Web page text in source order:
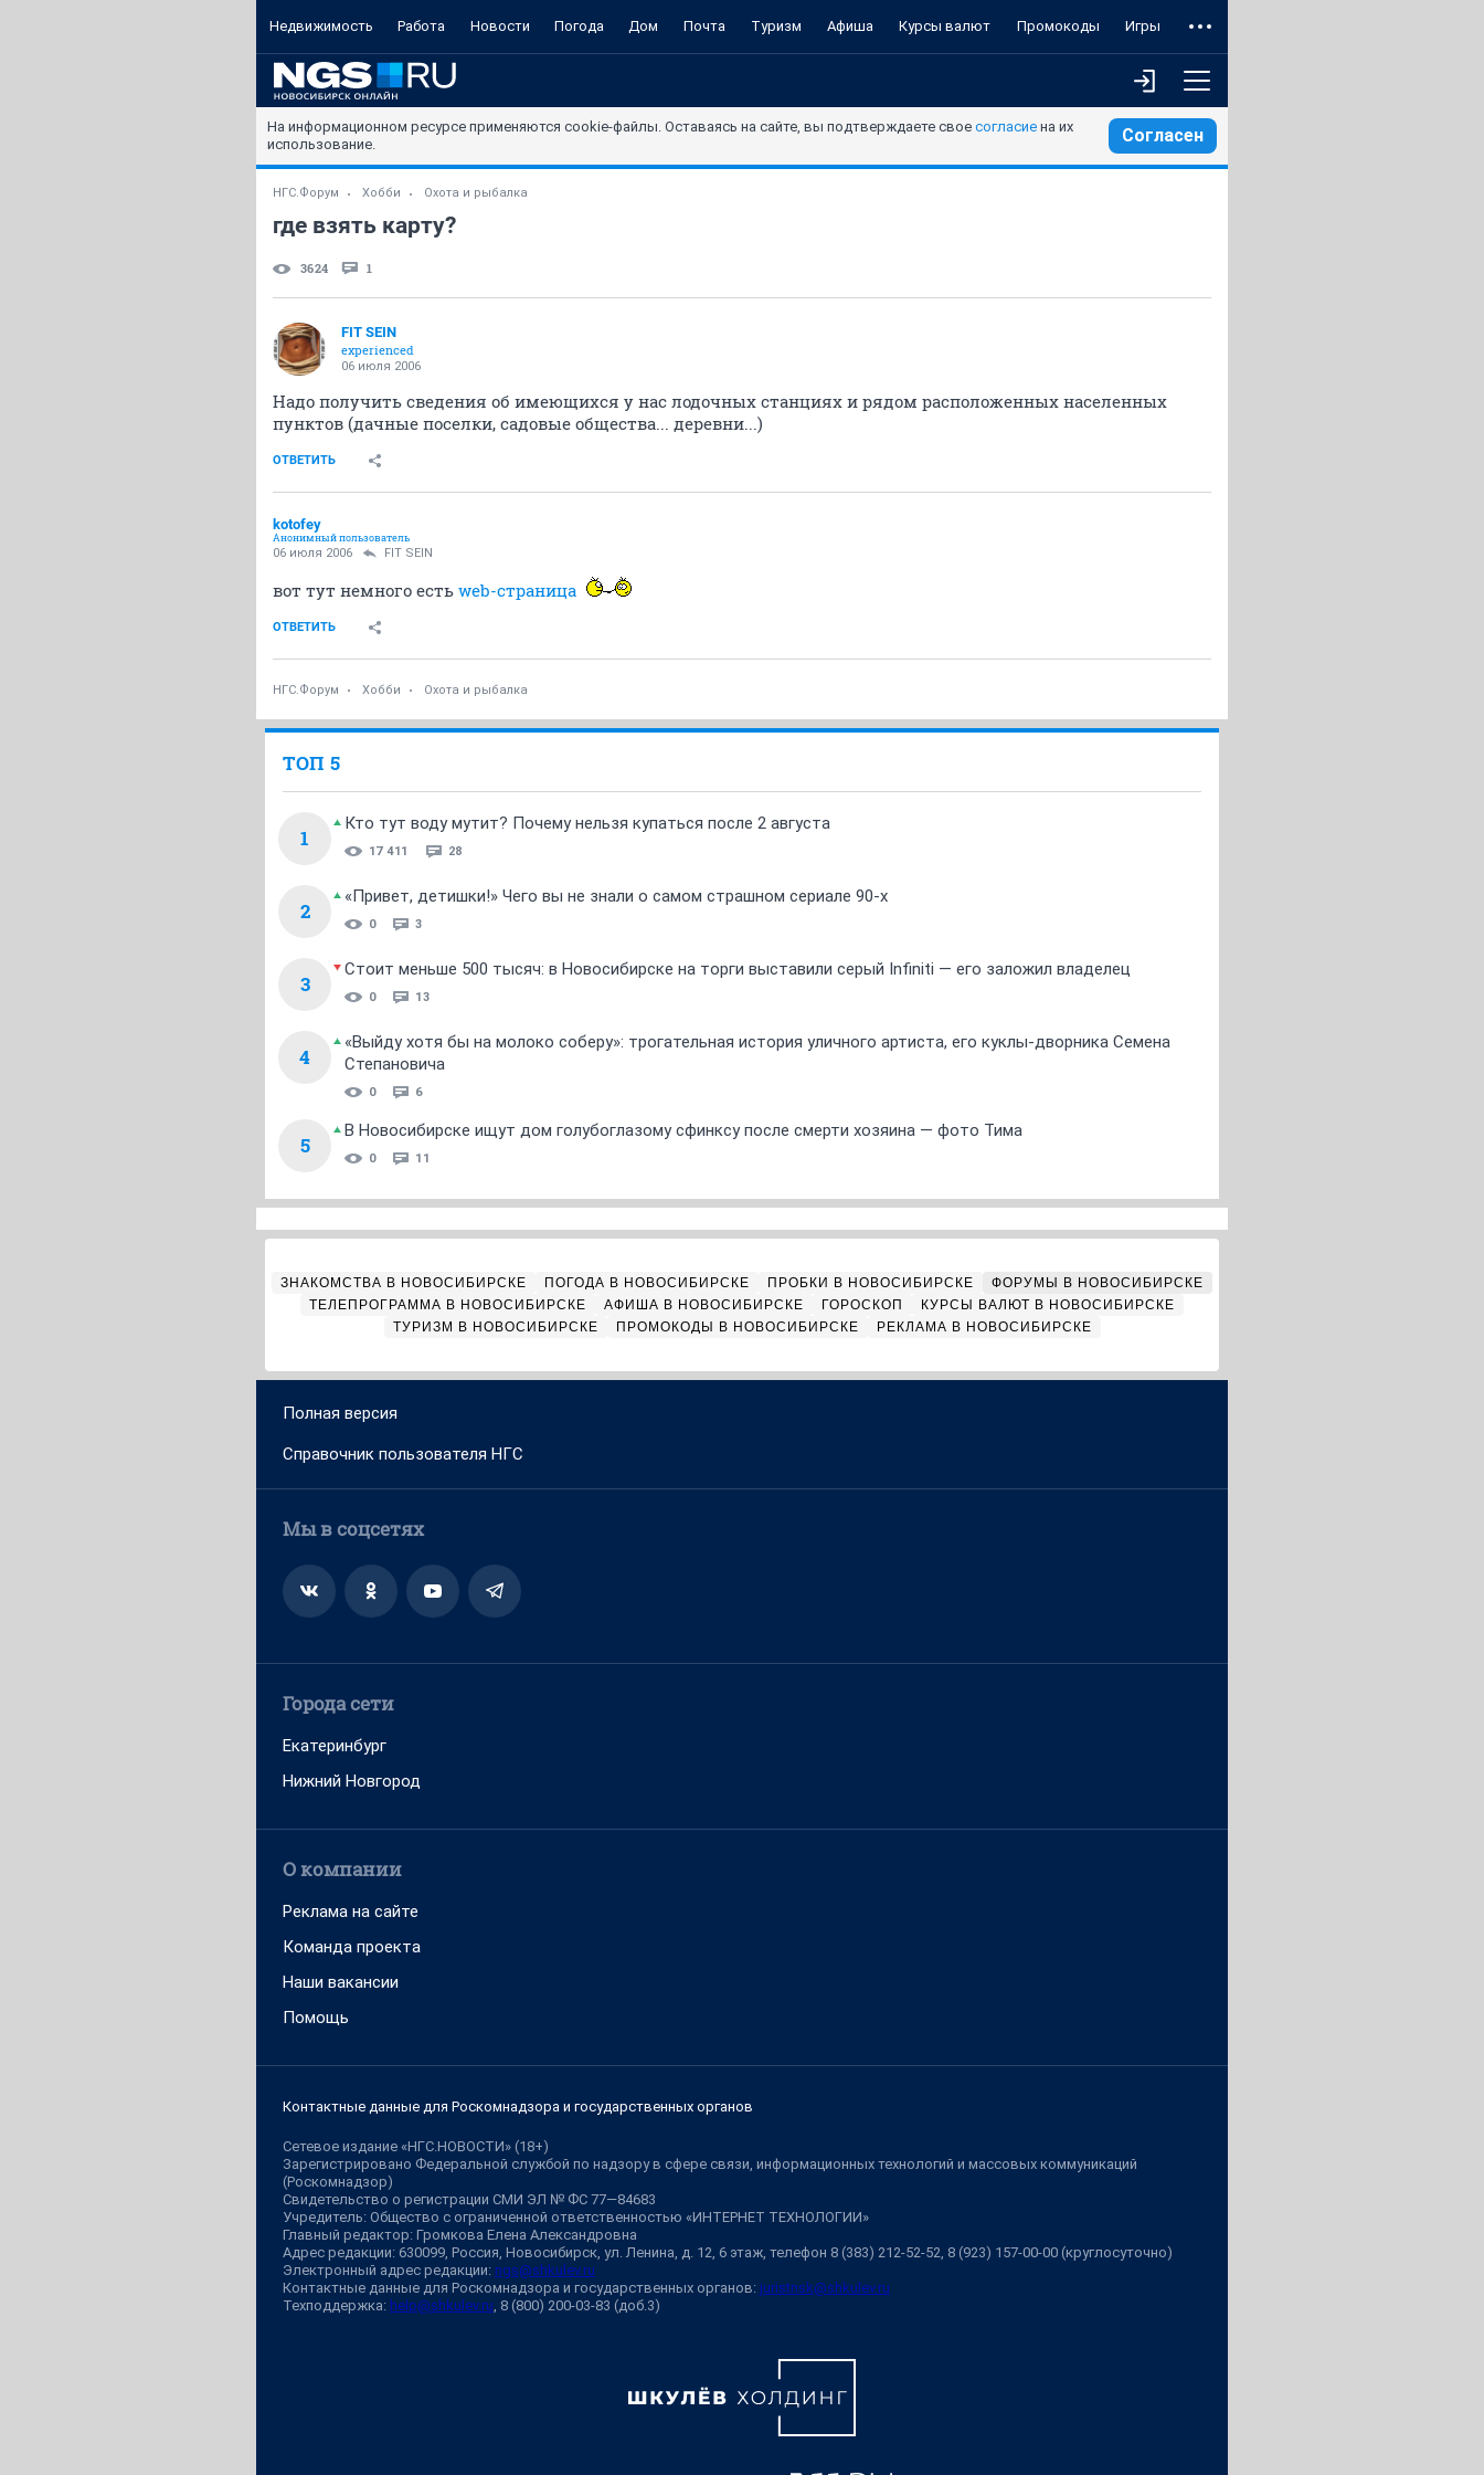
Недвижимость Работа Новости Погода Дом Почта Туризм Афиша Курсы валют Промокоды Игры
На информационном ресурсе применяются cookie-файлы. Оставаясь на сайте, вы подтверждаете свое согласие на их
использование.
Согласен
НГС.Форум Хобби Охота и рыбалка
где взять карту?
3624 1
FIT SEIN
experienced
06 июля 2006
Надо получить сведения об имеющихся у нас лодочных станциях и рядом расположенных населенных
пунктов (дачные поселки, садовые общества... деревни...)
ОТВЕТИТЬ
kotofey
Анонимный пользователь
06 июля 2006 FIT SEIN
вот тут немного есть web-страница
ОТВЕТИТЬ
НГС.Форум Хобби Охота и рыбалка
ТОП 5
1
Кто тут воду мутит? Почему нельзя купаться после 2 августа
17 411 28
2
«Привет, детишки!» Чего вы не знали о самом страшном сериале 90-х
0 3
3
Стоит меньше 500 тысяч: в Новосибирске на торги выставили серый Infiniti — его заложил владелец
0 13
4
«Выйду хотя бы на молоко соберу»: трогательная история уличного артиста, его куклы-дворника Семена
Степановича
0 6
5
В Новосибирске ищут дом голубоглазому сфинксу после смерти хозяина — фото Тима
0 11
ЗНАКОМСТВА В НОВОСИБИРСКЕ ПОГОДА В НОВОСИБИРСКЕ ПРОБКИ В НОВОСИБИРСКЕ
ФОРУМЫ В НОВОСИБИРСКЕ
ТЕЛЕПРОГРАММА В НОВОСИБИРСКЕ
АФИША В НОВОСИБИРСКЕ ГОРОСКОП
КУРСЫ ВАЛЮТ В НОВОСИБИРСКЕ
ТУРИЗМ В НОВОСИБИРСКЕ
ПРОМОКОДЫ В НОВОСИБИРСКЕ РЕКЛАМА В НОВОСИБИРСКЕ
Полная версия
Справочник пользователя НГС
Мы в соцсетях
Города сети
Екатеринбург
Нижний Новгород
О компании
Реклама на сайте
Команда проекта
Наши вакансии
Помощь
Контактные данные для Роскомнадзора и государственных органов
Сетевое издание «НГС.НОВОСТИ» (18+)
Зарегистрировано Федеральной службой по надзору в сфере связи, информационных технологий и массовых коммуникаций
(Роскомнадзор)
Свидетельство о регистрации СМИ ЭЛ № ФС 77—84683
Учредитель: Общество с ограниченной ответственностью «ИНТЕРНЕТ ТЕХНОЛОГИИ»
Главный редактор: Громкова Елена Александровна
Адрес редакции: 630099, Россия, Новосибирск, ул. Ленина, д. 12, 6 этаж, телефон 8 (383) 212-52-52, 8 (923) 157-00-00 (круглосуточно)
Электронный адрес редакции: ngs@shkulev.ru
Контактные данные для Роскомнадзора и государственных органов: juristnsk@shkulev.ru
Техподдержка: help@shkulev.ru, 8 (800) 200-03-83 (доб.3)